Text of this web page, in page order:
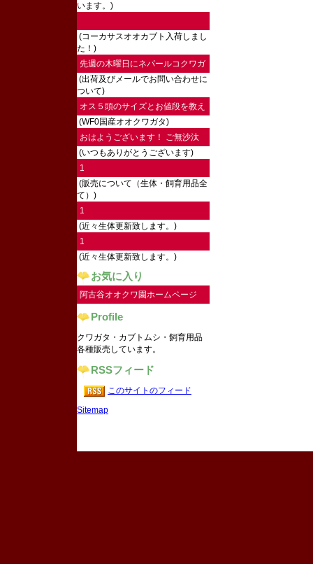
います。)
(コーカサスオオカブト入荷しまし
た！)
先週の木曜日にネパールコクワガ
タ♀を注文...
(出荷及びメールでお問い合わせに
ついて)
オス５頭のサイズとお値段を教え
ていただけ...
(WF0国産オオクワガタ)
おはようございます！ ご無沙汰
してます。...
(いつもありがとうございます)
1
(販売について（生体・飼育用品全
て）)
1
(近々生体更新致します。)
1
(近々生体更新致します。)
お気に入り
阿古谷オオクワ園ホームページ
Profile
クワガタ・カブトムシ・飼育用品
各種販売しています。
RSSフィード
このサイトのフィード
Sitemap